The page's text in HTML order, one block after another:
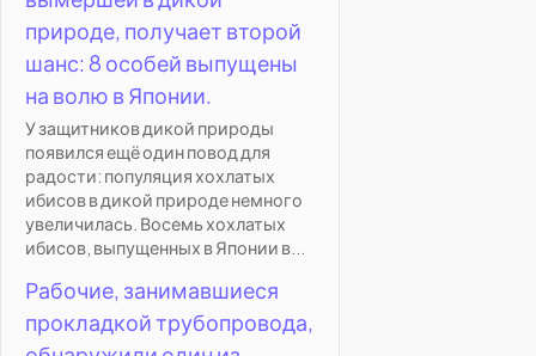
природе, получает второй
шанс: 8 особей выпущены
на волю в Японии.
У защитников дикой природы
появился ещё один повод для
радости: популяция хохлатых
ибисов в дикой природе немного
увеличилась. Восемь хохлатых
ибисов, выпущенных в Японии в...
Рабочие, занимавшиеся
прокладкой трубопровода,